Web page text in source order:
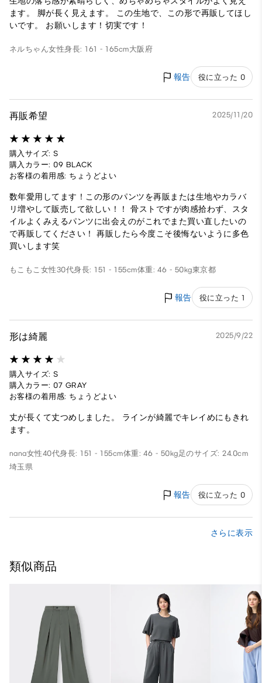
ます。 脚が長く見えます。 この生地で、この形で再販してほし
いです。 お願いします！切実です！
ネルちゃん女性身長: 161 - 165cm大阪府
報告 役に立った 0
再販希望 2025/11/20
購入サイズ: S
購入カラー: 09 BLACK
お客様の着用感: ちょうどよい
数年愛用してます！この形のパンツを再販または生地やカラバ
リ増やして販売して欲しい！！ 骨ストですが肉感拾わず、スタ
イルよくみえるパンツに出会えのがこれでまた買い直したいの
で再販してください！ 再販したら今度こそ後悔ないように多色
買いします笑
もこもこ 女性30代身長: 151 - 155cm体重: 46 - 50kg東京都
報告 役に立った 1
形は綺麗 2025/9/22
購入サイズ: S
購入カラー: 07 GRAY
お客様の着用感: ちょうどよい
丈が長くて丈つめしました。 ラインが綺麗でキレイめにもきれ
ます。
nana女性40代身長: 151 - 155cm体重: 46 - 50kg足のサイズ: 24.0cm
埼玉県
報告 役に立った 0
さらに表示
類似商品